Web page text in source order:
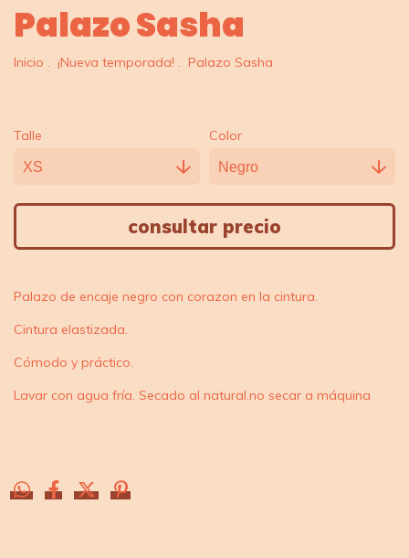
Palazo Sasha
Inicio ¡Nueva temporada! Palazo Sasha
Talle Color
Palazo de encaje negro con corazon en la cintura.
Cintura elastizada.
Cómodo y práctico.
Lavar con agua fría. Secado al natural.no secar a máquina